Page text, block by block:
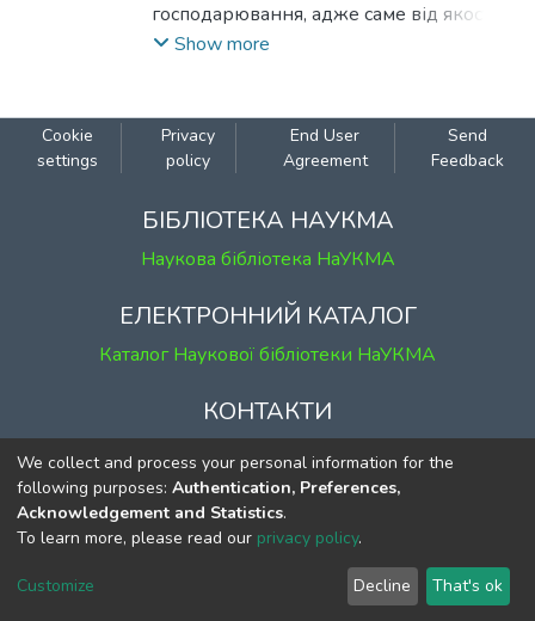
господарювання, адже саме від якості їх
відносин залежить рівень їх
сьогодні сучасних ринкових структур, є
різнорідність кінцевих продуктів і
асиметричність інформації, тобто
про угоду між сторонами, які беруть
участь в такій операції. Інформаційні
переваги продавців на момент
підписання договору призводять до
товарів змушені виходити з ринку. В
результаті відбувається несприятливий
відбір, який негативно впливає на
середню ціну та якість товару на ринку.
Таким чином теорія контрактів, а саме її
складання контракту із врахуванням
Show more
Cookie
settings
Privacy
policy
End User
Agreement
Send
Feedback
БІБЛІОТЕКА НАУКМА
Наукова бібліотека НаУКМА
ЕЛЕКТРОННИЙ КАТАЛОГ
Каталог Наукової бібліотеки НаУКМА
КОНТАКТИ
м. Київ, вул. Григорія Сковороди, 2
к. 1, к. 120
тел. (044) 463-69-31
ekmair@ukma.edu.ua
We collect and process your personal information for the
following purposes: Authentication, Preferences,
Acknowledgement and Statistics.
To learn more, please read our privacy policy.
Customize Decline That's ok